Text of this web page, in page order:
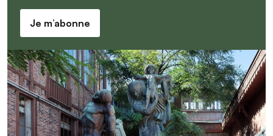
Je m’abonne